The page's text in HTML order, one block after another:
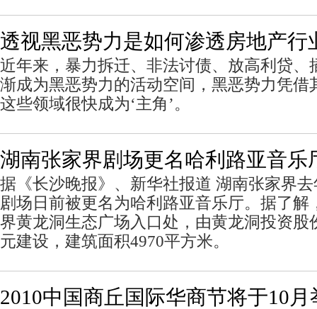
透视黑恶势力是如何渗透房地产行
近年来，暴力拆迁、非法讨债、放高利贷、
渐成为黑恶势力的活动空间，黑恶势力凭借
这些领域很快成为‘主角’。
湖南张家界剧场更名哈利路亚音乐
据《长沙晚报》、新华社报道 湖南张家界
剧场日前被更名为哈利路亚音乐厅。据了解
界黄龙洞生态广场入口处，由黄龙洞投资股
元建设，建筑面积4970平方米。
2010中国商丘国际华商节将于10月